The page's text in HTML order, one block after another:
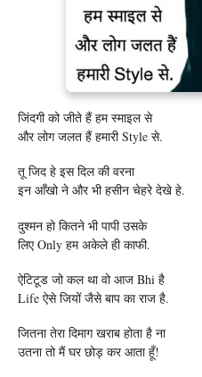
जिंदगी को जीते हैं हम स्माइल से
और लोग जलत हैं हमारी Style से.
तू जिद हे इस दिल की वरना
इन आँखो ने और भी हसीन चेहरे देखे हे.
दुश्मन हो कितने भी ‎पापी‬ उसके
लिए Only हम ‪अकेले‬ ही ‪काफी‬.
ऐटिटूड जो कल था वो आज Bhi है
Life ऐसे जियों जैसे बाप का राज है.
जितना तेरा दिमाग खराब होता है ना
उतना तो मैं घर छोड़ कर आता हूँ!